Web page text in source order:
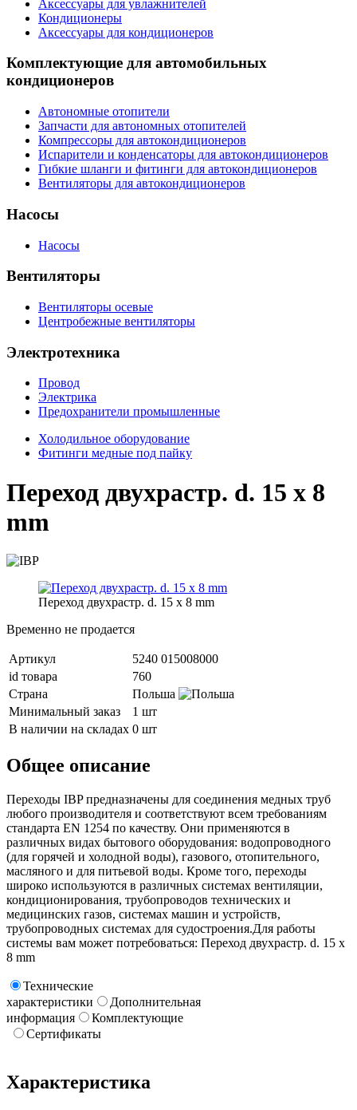
Аксессуары для увлажнителей
Кондиционеры
Аксессуары для кондиционеров
Комплектующие для автомобильных
кондиционеров
Автономные отопители
Запчасти для автономных отопителей
Компрессоры для автокондиционеров
Испарители и конденсаторы для автокондиционеров
Гибкие шланги и фитинги для автокондиционеров
Вентиляторы для автокондиционеров
Насосы
Насосы
Вентиляторы
Вентиляторы осевые
Центробежные вентиляторы
Электротехника
Провод
Электрика
Предохранители промышленные
Холодильное оборудование
Фитинги медные под пайку
Переход двухрастр. d. 15 x 8
mm
Переход двухрастр. d. 15 x 8 mm
Временно не продается
Артикул
5240 015008000
id товара
760
Страна
Польша
Минимальный заказ
1 шт
В наличии на складах 0 шт
Общее описание
Переходы IBP предназначены для соединения медных труб
любого производителя и соответствуют всем требованиям
стандарта EN 1254 по качеству. Они применяются в
различных видах бытового оборудования: водопроводного
(для горячей и холодной воды), газового, отопительного,
масляного и для питьевой воды. Кроме того, переходы
широко используются в различных системах вентиляции,
кондиционирования, трубопроводов технических и
медицинских газов, системах машин и устройств,
трубопроводных системах для судостроения.Для работы
системы вам может потребоваться: Переход двухрастр. d. 15 х
8 mm
Технические
характеристики
Дополнительная
информация
Комплектующие
Сертификаты
Характеристика